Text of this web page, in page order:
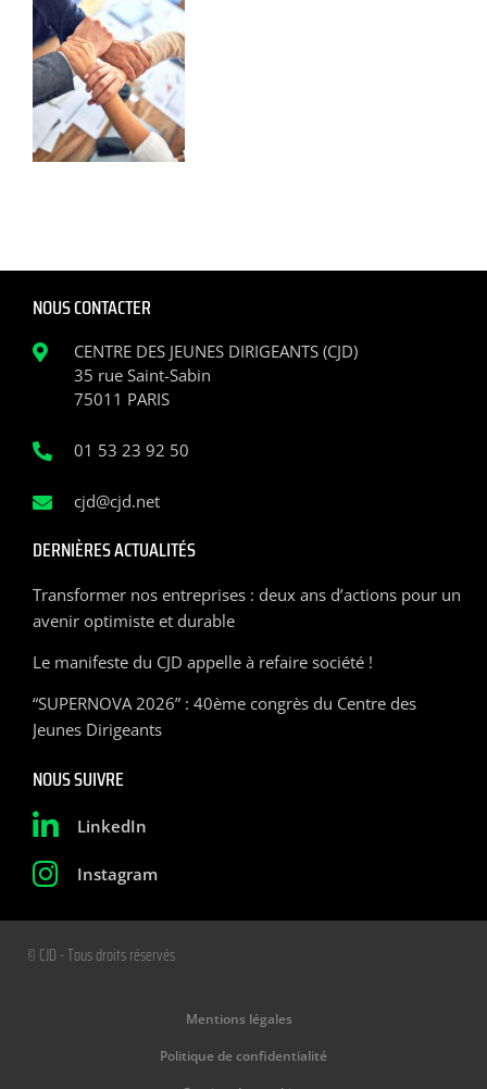
NOUS CONTACTER
CENTRE DES JEUNES DIRIGEANTS (CJD)
35 rue Saint-Sabin
75011 PARIS
01 53 23 92 50
cjd@cjd.net
DERNIÈRES ACTUALITÉS
Transformer nos entreprises : deux ans d’actions pour un
avenir optimiste et durable
Le manifeste du CJD appelle à refaire société !
“SUPERNOVA 2026” : 40ème congrès du Centre des
Jeunes Dirigeants
NOUS SUIVRE
LinkedIn
Instagram
© CJD - Tous droits réservés
Mentions légales
Politique de confidentialité